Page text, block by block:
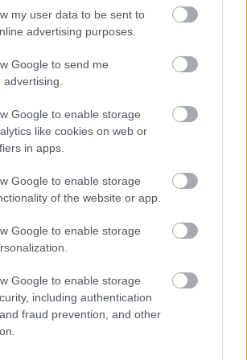
my user data to be sent to
advertising purposes.
Google to send me
Google to enable storage
like cookies on web or
in apps.
Google to enable storage
of the website or app.
Google to enable storage
Google to enable storage
including authentication
fraud prevention, and other
ostatnie mecze obu drużyn oraz statystyki
vs. Jasiołka Szebnie - relacja, wynik na
Szlacheckie - Jasiołka Szebnie znajdziesz na
po jego zakończeniu. Jeżeli szukasz informacji
Tajfun Łubno Szlacheckie vs. Jasiołka
strzelcy
TV dostępna jest
albo innych spotkań
na pewno znajdziesz takie informacje na naszym
że nigdzie nie pojawi się stream online z tego
Rzeszów |ITA TOOLS Stal Mielec
| Texom Stal Rzeszów|Stal Mielec
| Stal Stalowa Wola|Wisła Kraków
Kraków